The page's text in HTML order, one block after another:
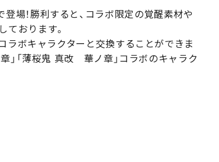
場！勝利すると、コラボ限定の覚醒素材や
ております。
コラボキャラクターと交換することができま
」「薄桜鬼 真改 華ノ章」コラボのキャラク